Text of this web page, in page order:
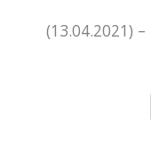
(13.04.2021) –